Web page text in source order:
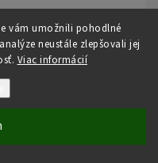
vám umožnili pohodlné
neustále zlepšovali jej
Viac informácií
ne